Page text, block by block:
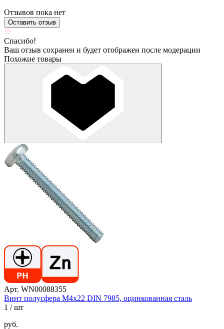
Отзывов пока нет
Оставить отзыв
Спасибо!
Ваш отзыв сохранен и будет отображен после модерации
Похожие товары
Арт. WN00088355
Винт полусфера М4х22 DIN 7985, оцинкованная сталь
1 / шт
руб.